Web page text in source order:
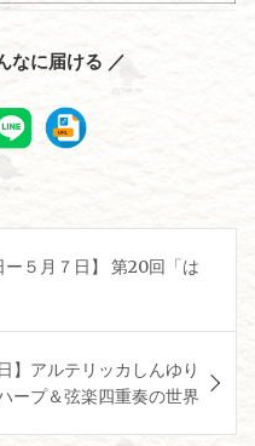
なに届ける ／
５月７日】 第20回「は
】アルテリッカしんゆり
プ＆弦楽四重奏の世界